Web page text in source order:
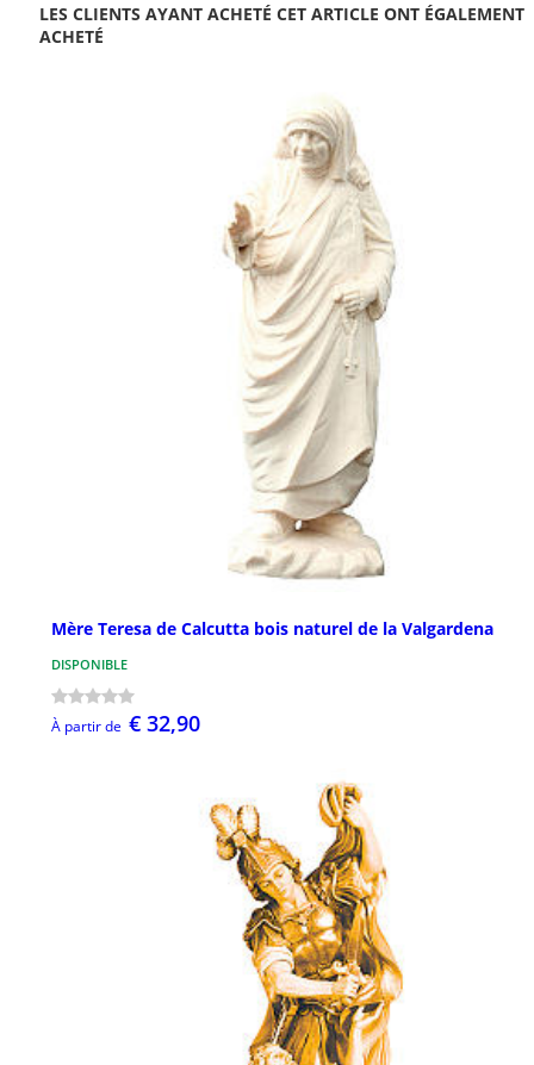
LES CLIENTS AYANT ACHETÉ CET ARTICLE ONT ÉGALEMENT
ACHETÉ
Mère Teresa de Calcutta bois naturel de la Valgardena
DISPONIBLE
À partir de € 32,90